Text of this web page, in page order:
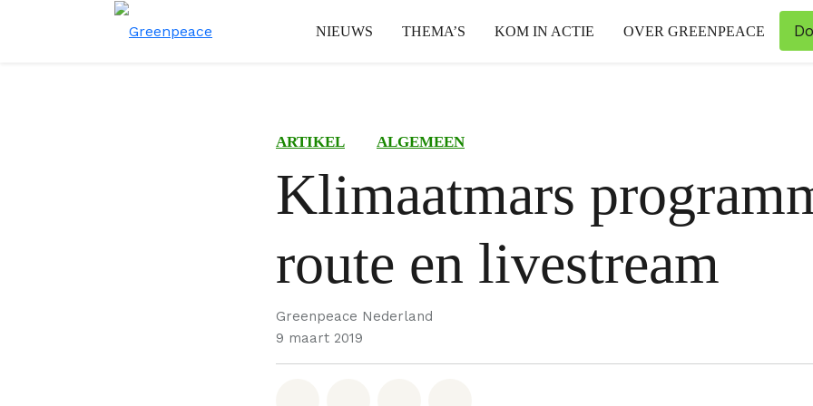
NIEUWS THEMA’S KOM IN ACTIE OVER GREENPEACE
ARTIKEL ALGEMEEN
Klimaatmars
route en livestream
Greenpeace Nederland
9 maart 2019